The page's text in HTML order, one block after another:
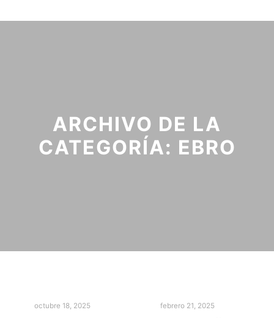
ARCHIVO DE LA
CATEGORÍA: EBRO
octubre 18, 2025 febrero 21, 2025